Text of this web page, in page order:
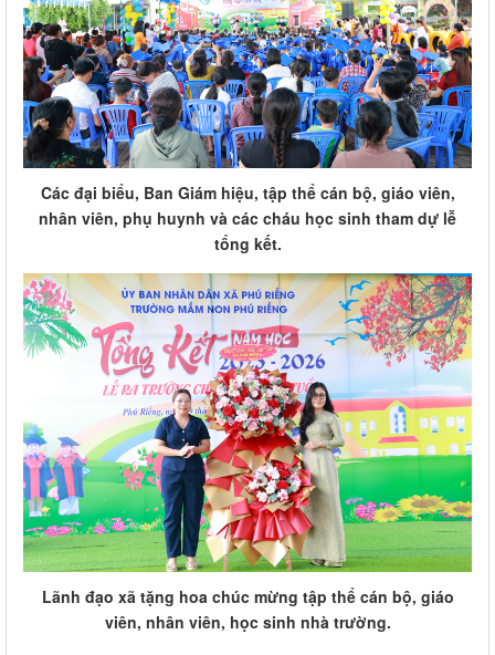
Các đại biểu, Ban Giám hiệu, tập thể cán bộ, giáo viên,
nhân viên, phụ huynh và các cháu học sinh tham dự lễ
tổng kết.
Lãnh đạo xã tặng hoa chúc mừng tập thể cán bộ, giáo
viên, nhân viên, học sinh nhà trường.